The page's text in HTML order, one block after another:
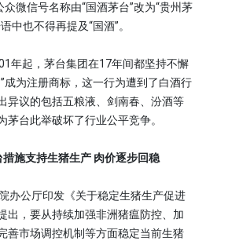
众微信号名称由“国酒茅台”改为“贵州茅
中也不得再提及“国酒”。
起，茅台集团在17年间都坚持不懈
成为注册商标，这一行为遭到了白酒行
异议的包括五粮液、剑南春、汾酒等
茅台此举破坏了行业公平竞争。
支持生猪生产 肉价逐步回稳
公厅印发《关于稳定生猪生产促进
出，要从持续加强非洲猪瘟防控、加
善市场调控机制等方面稳定当前生猪